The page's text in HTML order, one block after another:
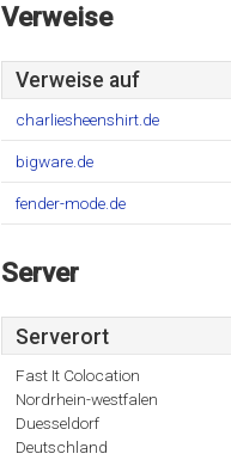
Verweise
Verweise auf
charliesheenshirt.de
bigware.de
fender-mode.de
Server
Serverort
Fast It Colocation
Nordrhein-westfalen
Duesseldorf
Deutschland